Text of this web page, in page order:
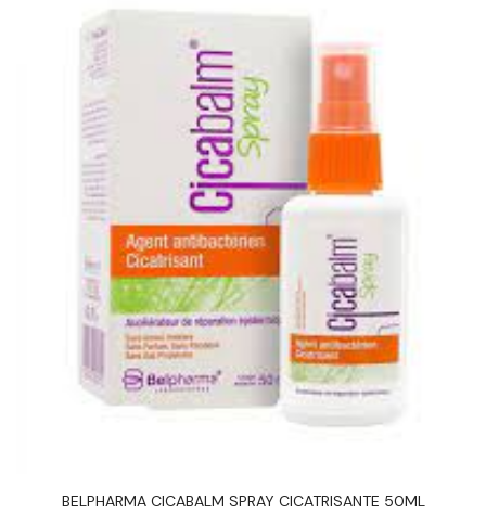
BELPHARMA CICABALM SPRAY CICATRISANTE 50ML